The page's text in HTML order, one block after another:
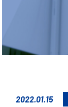
2022.01.15